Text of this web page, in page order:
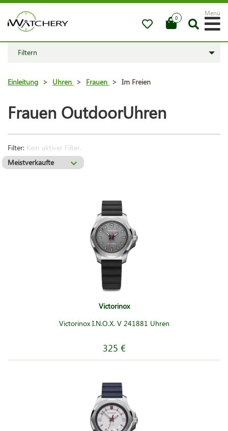
0
Menü
Filtern
Einleitung > Uhren > Frauen > Im Freien
Frauen OutdoorUhren
Filter: Kein aktiver Filter.
Victorinox
Victorinox I.N.O.X. V 241881 Uhren
325 €